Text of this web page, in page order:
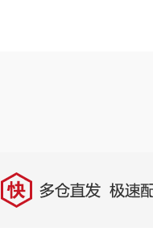
快 多仓直发，极速配